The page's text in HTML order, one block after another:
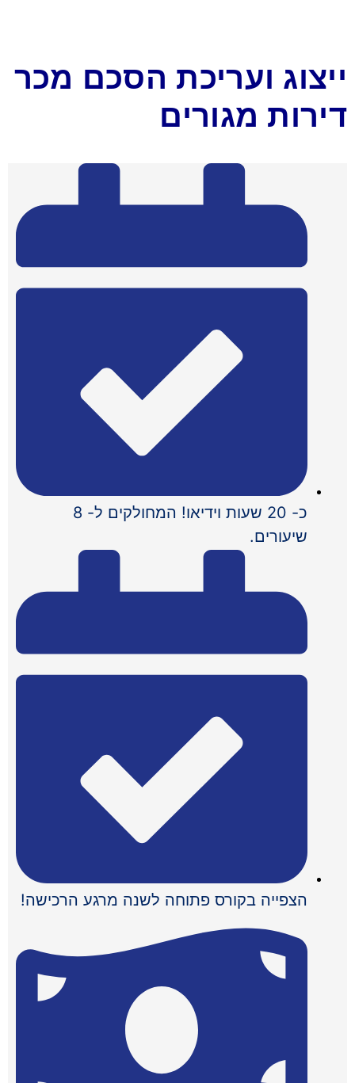
ייצוג ועריכת הסכם מכר
דירות מגורים
כ- 20 שעות וידיאו! המחולקים ל- 8
שיעורים.
הצפייה בקורס פתוחה לשנה מרגע הרכישה!